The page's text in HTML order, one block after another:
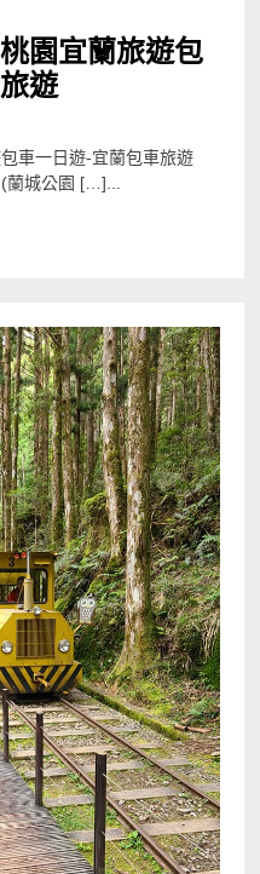
園宜蘭旅遊包
遊
車一日遊-宜蘭包車旅遊
蘭城公園 […]...